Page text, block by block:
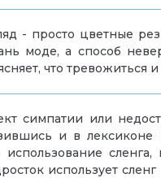
- просто цветные
моде, а способ
что
симпатии или
и в лексиконе
использование
использует